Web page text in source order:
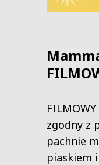
zgodny z
pachnie
piaskiem